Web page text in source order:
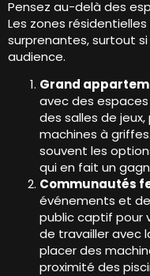
Pensez au-delà des
Les zones
surprenantes, surtout
audience.
Grand
avec des
des salles de
machines à
souvent les
qui en fait un
Communautés
événements et
public captif pour
de travailler avec
placer des
proximité des